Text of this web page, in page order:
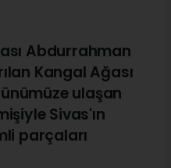
Abdurrahman
Kangal Ağası
ulaşan
Sivas'ın
parçaları